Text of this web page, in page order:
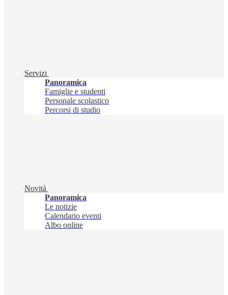
Servizi
Panoramica
Famiglie e studenti
Personale scolastico
Percorsi di studio
Novità
Panoramica
Le notizie
Calendario eventi
Albo online